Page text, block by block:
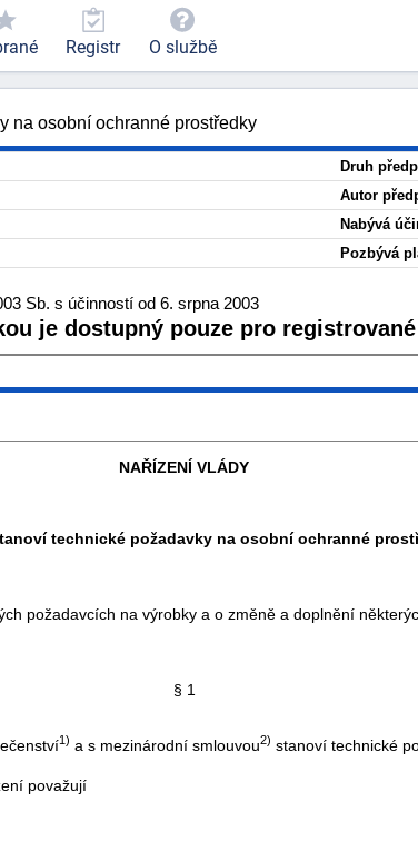
na osobní ochranné prostředky
Druh
Autor
Nabývá
Pozbývá
Sb. s účinností od 6. srpna 2003
je dostupný pouze pro
NAŘÍZENÍ VLÁDY
technické požadavky na osobní ochranné
požadavcích na výrobky a o změně a doplnění
§ 1
1) a s mezinárodní smlouvou2) stanoví technické
považují
Registr O službě